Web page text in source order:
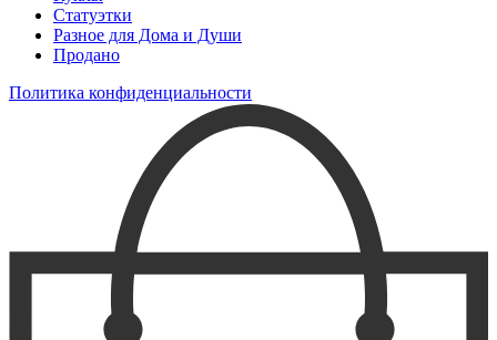
Статуэтки
Разное для Дома и Души
Продано
Политика конфиденциальности